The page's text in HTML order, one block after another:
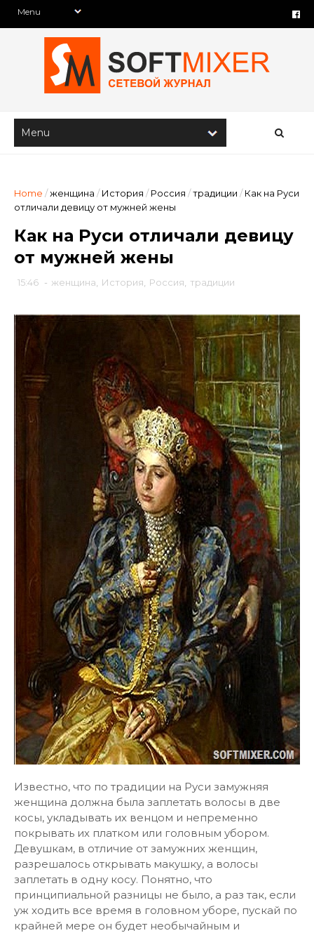
Home /женщина / История / Россия /традиции / Как на Руси
отличали девицу от мужней жены
Как на Руси отличали девицу
от мужней жены
15:46 - женщина История Россия традиции
Известно, что по традиции на Руси замужняя
женщина должна была заплетать волосы в две
косы, укладывать их венцом и непременно
покрывать их платком или головным убором.
Девушкам, в отличие от замужних женщин,
разрешалось открывать макушку, а волосы
заплетать в одну косу. Понятно, что
принципиальной разницы не было, а раз так, если
уж ходить все время в головном уборе, пускай по
крайней мере он будет необычайным и